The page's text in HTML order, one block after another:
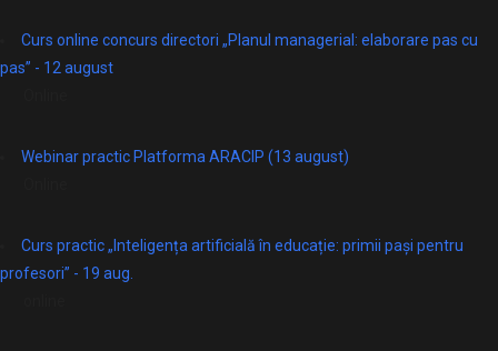
Curs online concurs directori „Planul managerial: elaborare pas cu
pas” - 12 august
Webinar practic Platforma ARACIP (13 august)
Curs practic „Inteligența artificială în educație: primii pași pentru
profesori” - 19 aug.